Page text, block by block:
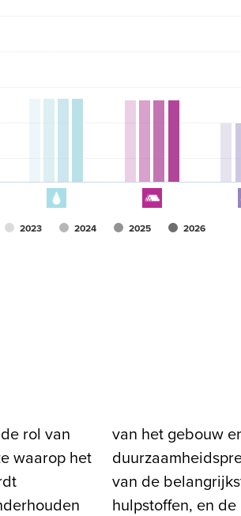
2023 2024 2025 2026
rol van
waarop het
de
consumptie
hulpstoffen, en